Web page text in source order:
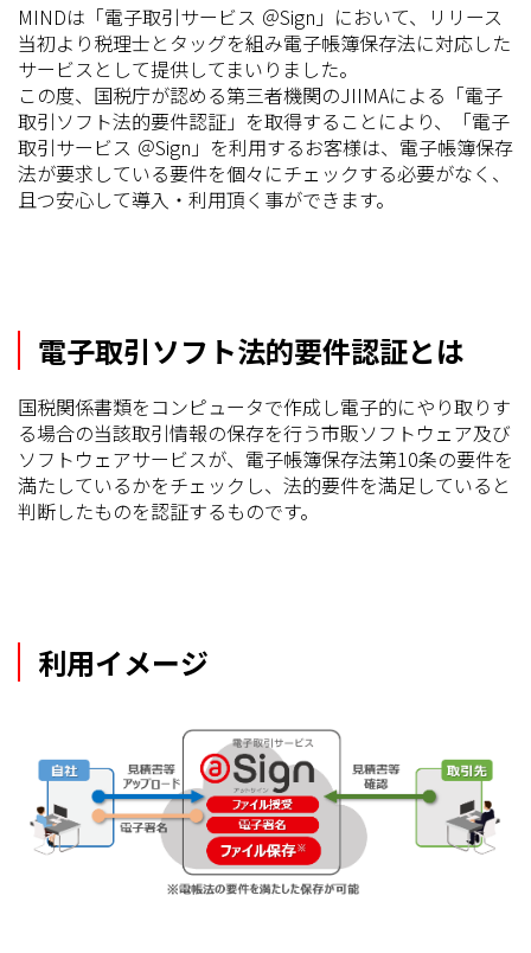
MINDは「電子取引サービス ＠Sign」において、リリース
当初より税理士とタッグを組み電子帳簿保存法に対応した
サービスとして提供してまいりました。
この度、国税庁が認める第三者機関のJIIMAによる「電子
取引ソフト法的要件認証」を取得することにより、「電子
取引サービス ＠Sign」を利用するお客様は、電子帳簿保存
法が要求している要件を個々にチェックする必要がなく、
且つ安心して導入・利用頂く事ができます。
電子取引ソフト法的要件認証とは
国税関係書類をコンピュータで作成し電子的にやり取りす
る場合の当該取引情報の保存を行う市販ソフトウェア及び
ソフトウェアサービスが、電子帳簿保存法第10条の要件を
満たしているかをチェックし、法的要件を満足していると
判断したものを認証するものです。
利用イメージ